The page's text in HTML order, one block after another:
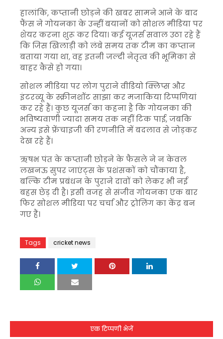
हालांकि, कप्तानी छोड़ने की खबर सामने आने के बाद
फैंस ने गोयनका के उन्हीं बयानों को सोशल मीडिया पर
शेयर करना शुरू कर दिया। कई यूजर्स सवाल उठा रहे हैं
कि जिस खिलाड़ी को लंबे समय तक टीम का कप्तान
बताया गया था, वह इतनी जल्दी नेतृत्व की भूमिका से
बाहर कैसे हो गया।
सोशल मीडिया पर लोग पुराने वीडियो क्लिप्स और
इंटरव्यू के स्क्रीनशॉट साझा कर मजाकिया टिप्पणियां
कर रहे हैं। कुछ यूजर्स का कहना है कि गोयनका की
भविष्यवाणी ज्यादा समय तक नहीं टिक पाई, जबकि
अन्य इसे फ्रेंचाइजी की रणनीति में बदलाव से जोड़कर
देख रहे हैं।
ऋषभ पंत के कप्तानी छोड़ने के फैसले ने न केवल
लखनऊ सुपर जाएंट्स के प्रशंसकों को चौंकाया है,
बल्कि टीम प्रबंधन के पुराने दावों को लेकर भी नई
बहस छेड़ दी है। इसी वजह से संजीव गोयनका एक बार
फिर सोशल मीडिया पर चर्चा और ट्रोलिंग का केंद्र बन
गए हैं।
Tags cricket news
एक टिप्पणी भेजें